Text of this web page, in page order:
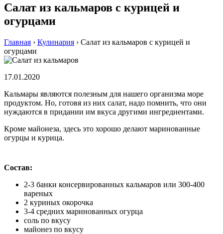
Салат из кальмаров с курицей и
огурцами
Главная › Кулинария › Салат из кальмаров с курицей и
огурцами
17.01.2020
Кальмары являются полезным для нашего организма море
продуктом. Но, готовя из них салат, надо помнить, что они
нуждаются в придании им вкуса другими ингредиентами.
Кроме майонеза, здесь это хорошо делают маринованные
огурцы и курица.
Состав:
2-3 банки консервированных кальмаров или 300-400
вареных
2 куриных окорочка
3-4 средних маринованных огурца
соль по вкусу
майонез по вкусу